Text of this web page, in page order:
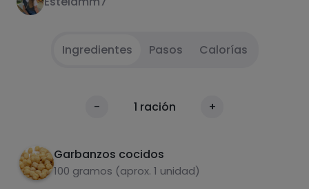
Ingredientes Pasos Calorías
- 1 ración +
Garbanzos cocidos
100 gramos (aprox. 1 unidad)
Primero se hace la longaniza y el pollo, se
escurren los garbanzos y se añade todo al